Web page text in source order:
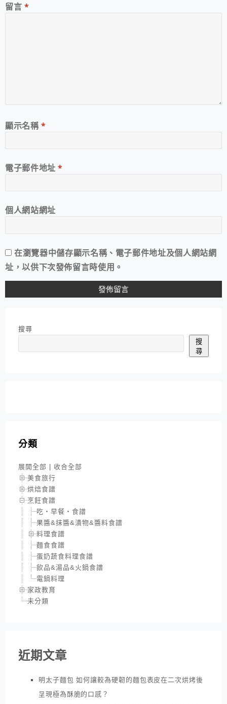
留言 *
顯示名稱*
電子郵件地址*
個人網站網址
在瀏覽器中儲存顯示名稱、電子郵件地址及個人網站網
址，以供下次發佈留言時使用。
搜尋
搜
尋
分類
展開全部
收合全部
美食旅行
烘焙食譜
烹飪食譜
吃‧早餐‧食譜
果醬&抹醬&漬物&醬料食譜
料理食譜
麵食食譜
蛋奶蔬食料理食譜
飲品&湯品&火鍋食譜
電鍋料理
家政教育
未分類
近期文章
明太子麵包 如何讓較為硬韌的麵包表皮在二次烘烤後
呈現極為酥脆的口感？